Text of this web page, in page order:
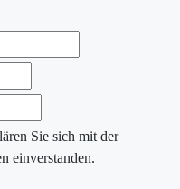
Sie sich mit der
einverstanden.